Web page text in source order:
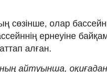
сөзінше, олар
ернеуіне
алған.
айтуынша,